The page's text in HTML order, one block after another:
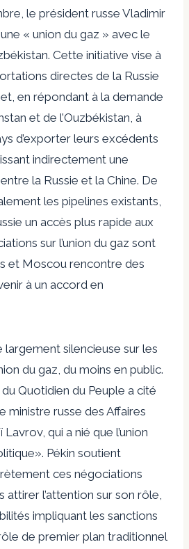
le président russe Vladimir
« union du gaz » avec le
Cette initiative vise à
directes de la Russie
en répondant à la demande
et de l’Ouzbékistan, à
d’exporter leurs excédents
indirectement une
la Russie et la Chine. De
les pipelines existants,
un accès plus rapide aux
sur l’union du gaz sont
et Moscou rencontre des
à un accord en
largement silencieuse sur les
du gaz, du moins en public.
Quotidien du Peuple a cité
ministre russe des Affaires
qui a nié que l’union
Pékin soutient
ces négociations
attirer l’attention sur son rôle,
impliquant les sanctions
de premier plan traditionnel